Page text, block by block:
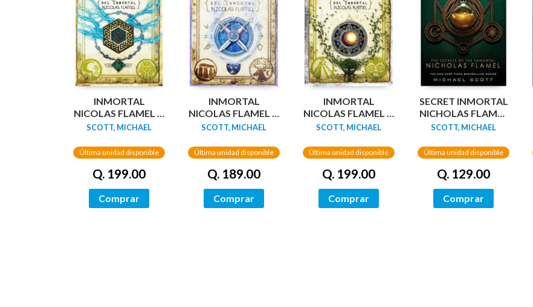
INMORTAL
NICOLAS FLAMEL 5:
EL BRUJO
SCOTT, MICHAEL
Última unidad disponible
Q. 199.00
Comprar
INMORTAL
NICOLAS FLAMEL 3:
LA HECHICERA
SCOTT, MICHAEL
Última unidad disponible
Q. 189.00
Comprar
INMORTAL
NICOLAS FLAMEL 6:
LA ENCANTADORA
SCOTT, MICHAEL
Última unidad disponible
Q. 199.00
Comprar
SECRET INMORTAL
NICHOLAS FLAMEL
1: THE ALCHEMYST
SCOTT, MICHAEL
Última unidad disponible
Q. 129.00
Comprar